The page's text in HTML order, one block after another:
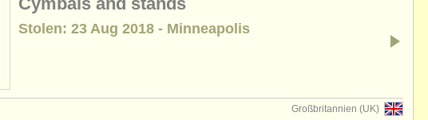
Stolen: 23 Aug 2018 - Minneapolis
Großbritannien (UK)